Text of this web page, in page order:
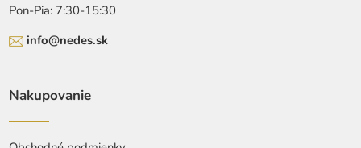
Pon-Pia: 7:30-15:30
info@nedes.sk
Nakupovanie